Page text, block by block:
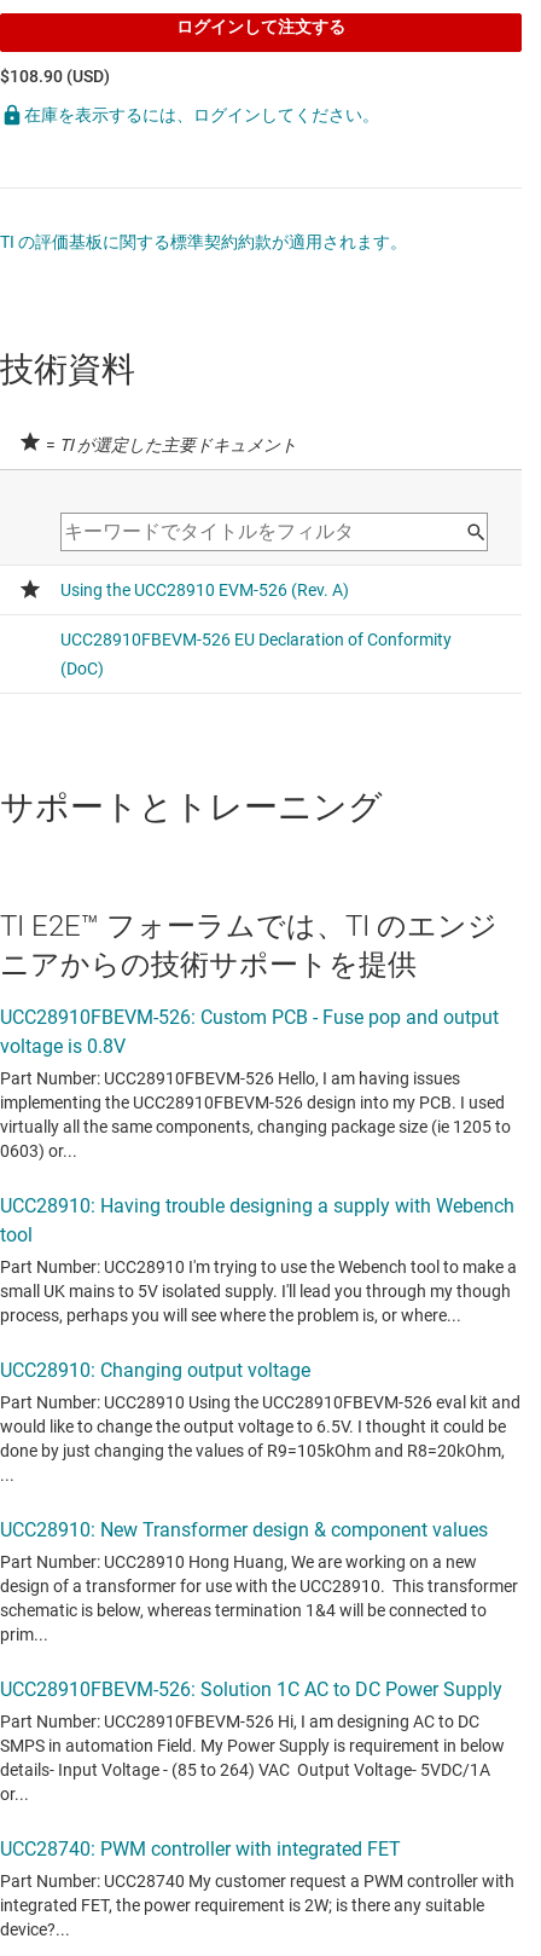
ログインして注文する
$108.90 (USD)
在庫を表示するには、ログインしてください。
TI の評価基板に関する標準契約約款が適用されます。
技術資料
= TI が選定した主要ドキュメント
サポートとトレーニング
TI E2E™ フォーラムでは、TI のエンジ
ニアからの技術サポートを提供